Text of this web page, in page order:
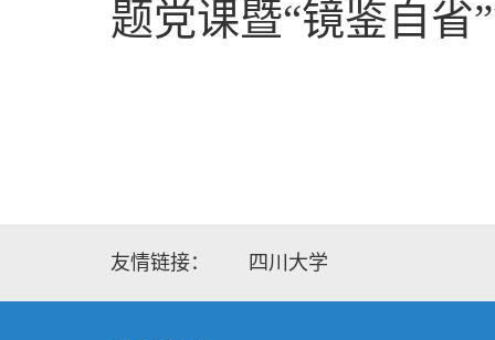
题党课暨“镜鉴自省
友情链接： 四川大学